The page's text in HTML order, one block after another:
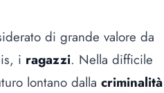
di grande valore da
i ragazzi. Nella difficile
lontano dalla criminalità